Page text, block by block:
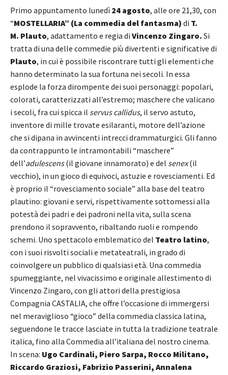
Primo appuntamento lunedì 24 agosto, alle ore 21,30, con
“MOSTELLARIA” (La commedia del fantasma) di T.
M. Plauto, adattamento e regia di Vincenzo Zingaro. Si
tratta di una delle commedie più divertenti e significative di
Plauto, in cui è possibile riscontrare tutti gli elementi che
hanno determinato la sua fortuna nei secoli. In essa
esplode la forza dirompente dei suoi personaggi: popolari,
colorati, caratterizzati all’estremo; maschere che valicano
i secoli, fra cui spicca il servus callidus, il servo astuto,
inventore di mille trovate esilaranti, motore dell’azione
che si dipana in avvincenti intrecci drammaturgici. Gli fanno
da contrappunto le intramontabili “maschere”
dell’adulescens(il giovane innamorato) e del senex(il
vecchio), in un gioco di equivoci, astuzie e rovesciamenti. Ed
è proprio il “rovesciamento sociale” alla base del teatro
plautino: giovani e servi, rispettivamente sottomessi alla
potestà dei padri e dei padroni nella vita, sulla scena
prendono il sopravvento, ribaltando ruoli e rompendo
schemi. Uno spettacolo emblematico del Teatro latino,
con i suoi risvolti sociali e metateatrali, in grado di
coinvolgere un pubblico di qualsiasi età. Una commedia
spumeggiante, nel vivacissimo e originale allestimento di
Vincenzo Zingaro, con gli attori della prestigiosa
Compagnia CASTALIA, che offre l’occasione di immergersi
nel meraviglioso “gioco” della commedia classica latina,
seguendone le tracce lasciate in tutta la tradizione teatrale
italica, fino alla Commedia all’italiana del nostro cinema.
In scena: Ugo Cardinali, Piero Sarpa, Rocco Militano,
Riccardo Graziosi, Fabrizio Passerini, Annalena